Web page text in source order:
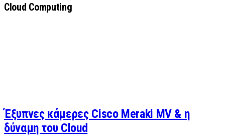
Cloud Computing
Έξυπνες κάμερες Cisco Meraki MV & η
δύναμη του Cloud